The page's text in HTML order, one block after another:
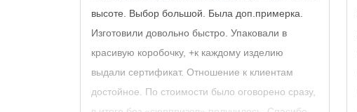
высоте. Выбор большой. Была доп.примерка.
Изготовили довольно быстро. Упаковали в
красивую коробочку, +к каждому изделию
выдали сертификат. Отношение к клиентам
достойное. По стоимости было оговорено сразу,